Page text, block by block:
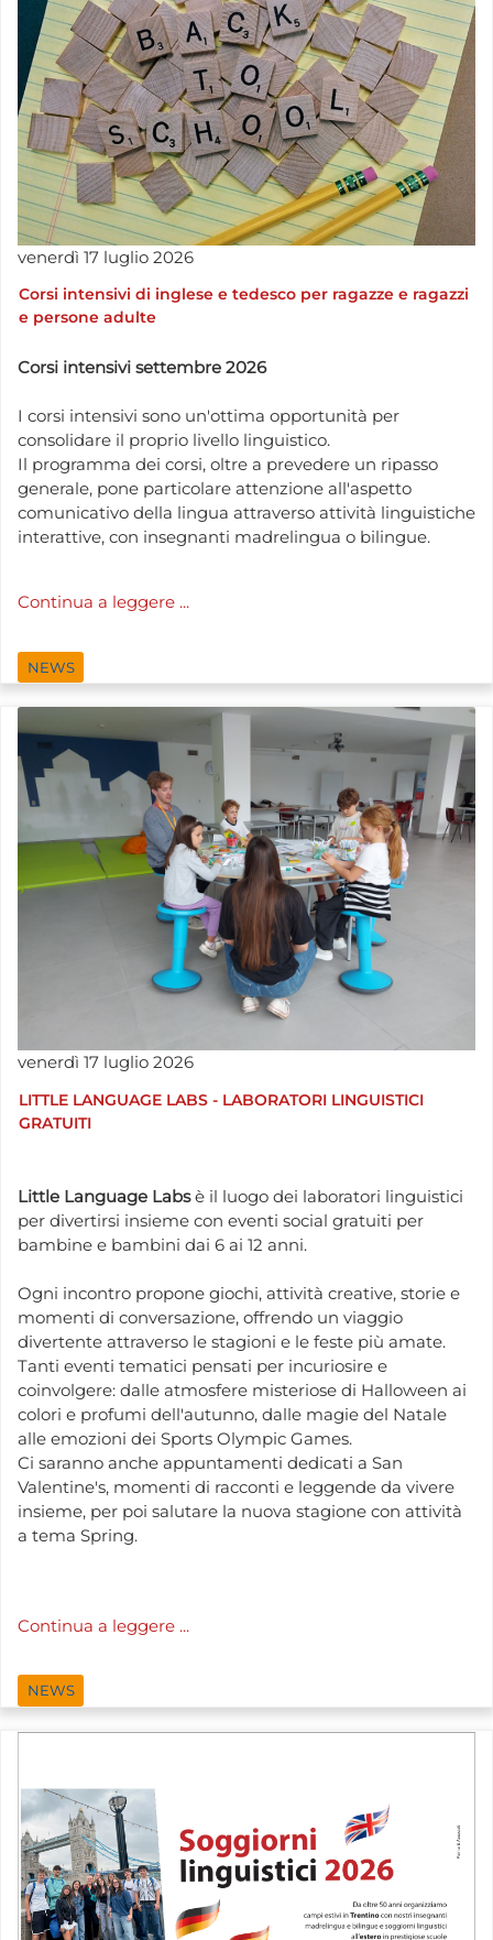
venerdì 17 luglio 2026
Corsi intensivi di inglese e tedesco per ragazze e ragazzi
e persone adulte
Corsi intensivi settembre 2026
I corsi intensivi sono un'ottima opportunità per
consolidare il proprio livello linguistico.
Il programma dei corsi, oltre a prevedere un ripasso
generale, pone particolare attenzione all'aspetto
comunicativo della lingua attraverso attività linguistiche
interattive, con insegnanti madrelingua o bilingue.
Continua a leggere ...
NEWS
venerdì 17 luglio 2026
LITTLE LANGUAGE LABS - LABORATORI LINGUISTICI
GRATUITI
Little Language Labsè il luogo dei laboratori linguistici
per divertirsi insieme con eventi social gratuiti per
bambine e bambini dai 6 ai 12 anni.
Ogni incontro propone giochi, attività creative, storie e
momenti di conversazione, offrendo un viaggio
divertente attraverso le stagioni e le feste più amate.
Tanti eventi tematici pensati per incuriosire e
coinvolgere: dalle atmosfere misteriose di Halloween ai
colori e profumi dell'autunno, dalle magie del Natale
alle emozioni dei Sports Olympic Games.
Ci saranno anche appuntamenti dedicati a San
Valentine's, momenti di racconti e leggende da vivere
insieme, per poi salutare la nuova stagione con attività
a tema Spring.
Continua a leggere ...
NEWS